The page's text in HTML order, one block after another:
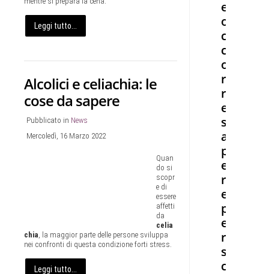
Leggi tutto...
Alcolici e celiachia: le
cose da sapere
Pubblicato in News
Mercoledì, 16 Marzo 2022
Quan
do si
scopr
e di
essere
affetti
da
celia
chia , la maggior parte delle persone sviluppa
nei confronti di questa condizione forti stress.
Leggi tutto...
e
o
c
c
o
r
r
e
s
a
p
e
r
e
p
e
r
s
c